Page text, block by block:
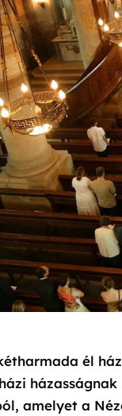
él
amelyet a